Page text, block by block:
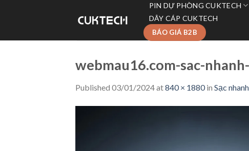
PIN DỰ PHÒNG CUKTECH
DÂY CÁP CUKTECH
BÁO GIÁ B2B
webmau16.com-sac-
Published 03/01/2024at840 × 1880in Sạc